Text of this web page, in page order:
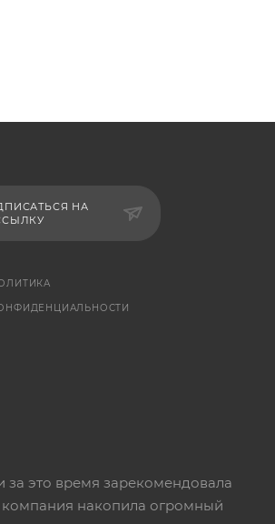
НА
за это время зарекомендовала
накопила огромный